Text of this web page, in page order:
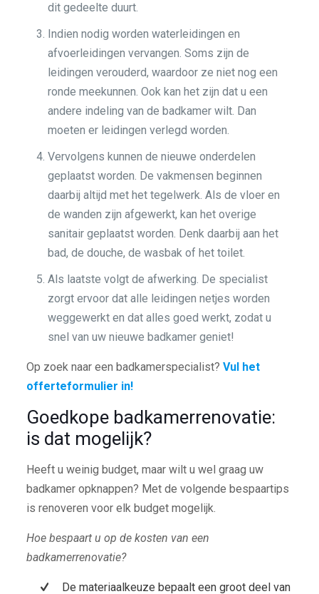
dit gedeelte duurt.
Indien nodig worden waterleidingen en
afvoerleidingen vervangen. Soms zijn de
leidingen verouderd, waardoor ze niet nog een
ronde meekunnen. Ook kan het zijn dat u een
andere indeling van de badkamer wilt. Dan
moeten er leidingen verlegd worden.
Vervolgens kunnen de nieuwe onderdelen
geplaatst worden. De vakmensen beginnen
daarbij altijd met het tegelwerk. Als de vloer en
de wanden zijn afgewerkt, kan het overige
sanitair geplaatst worden. Denk daarbij aan het
bad, de douche, de wasbak of het toilet.
Als laatste volgt de afwerking. De specialist
zorgt ervoor dat alle leidingen netjes worden
weggewerkt en dat alles goed werkt, zodat u
snel van uw nieuwe badkamer geniet!
Op zoek naar een badkamerspecialist? Vul het
offerteformulier in!
Goedkope badkamerrenovatie:
is dat mogelijk?
Heeft u weinig budget, maar wilt u wel graag uw
badkamer opknappen? Met de volgende bespaartips
is renoveren voor elk budget mogelijk.
Hoe bespaart u op de kosten van een
badkamerrenovatie?
De materiaalkeuze bepaalt een groot deel van